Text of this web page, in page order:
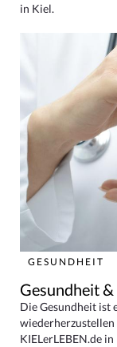
in Kiel.
GESUNDHEIT
Gesundheit &
Die Gesundheit ist
KIELerLEBEN.de